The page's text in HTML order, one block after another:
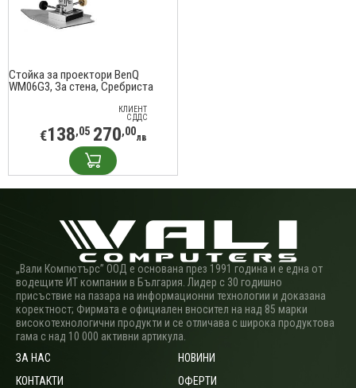
Стойка за проектори BenQ
WM06G3, За стена, Сребриста
КЛИЕНТ
С ДДС
€138,05 270,00лв
„Вали Компютърс” ООД е основана през 1991 година и е една от
водещите ИТ компании в България. Лидер с 30 годишно
присъствие на пазара на информационни технологии и доказана
коректност; Фирмата е официален вносител на над 85 марки
високотехнологични продукти и се отличава с широка продуктова
гама с над 10 000 активни артикула.
ЗА НАС
КОНТАКТИ
НОВИНИ
ОФЕРТИ